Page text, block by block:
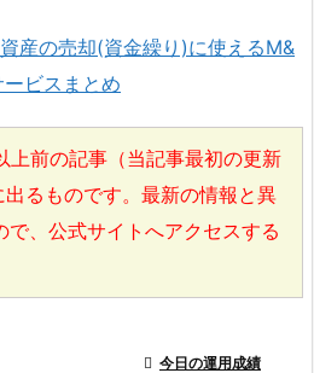
産の売却(資金繰り)に使えるM&
ビスまとめ
上前の記事（当記事最初の更新
るものです。最新の情報と異
で、公式サイトへアクセスする
 今日の運用成績